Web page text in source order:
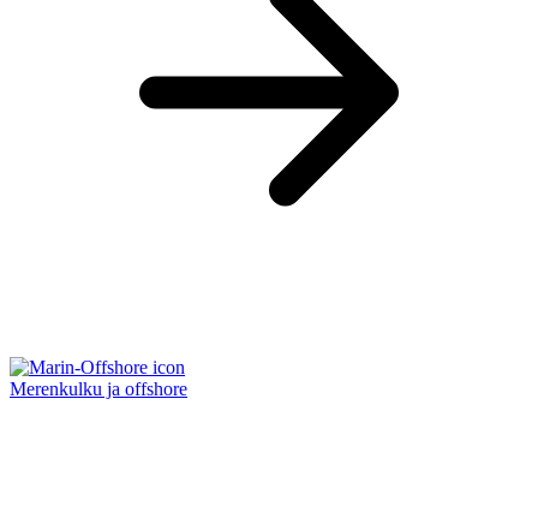
Merenkulku ja offshore